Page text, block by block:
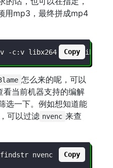
用mp3，最终拼成mp4
-c:v libx264 -c:a
Copy
怎么来的呢，可以
看当前机器支持的编解
选一下。例如想知道能
可以过滤 nvenc 来查
findstr nvenc Copy